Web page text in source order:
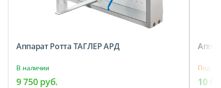
Аппарат Ротта ТАГЛЕР АРД
В наличии
9 750 руб.
Под
10